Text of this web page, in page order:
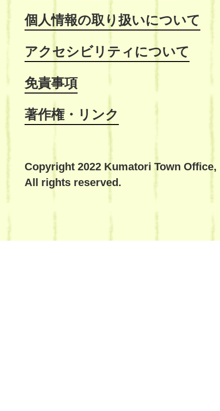
個人情報の取り扱いについて
アクセシビリティについて
免責事項
著作権・リンク
Copyright 2022 Kumatori Town Office,
All rights reserved.